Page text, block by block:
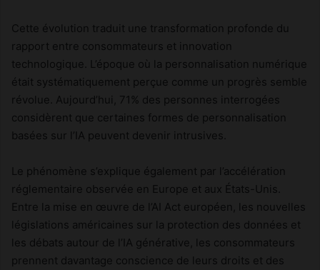
Cette évolution traduit une transformation profonde du
rapport entre consommateurs et innovation
technologique. L’époque où la personnalisation numérique
était systématiquement perçue comme un progrès semble
révolue. Aujourd’hui, 71% des personnes interrogées
considèrent que certaines formes de personnalisation
basées sur l’IA peuvent devenir intrusives.
Le phénomène s’explique également par l’accélération
réglementaire observée en Europe et aux États-Unis.
Entre la mise en œuvre de l’AI Act européen, les nouvelles
législations américaines sur la protection des données et
les débats autour de l’IA générative, les consommateurs
prennent davantage conscience de leurs droits et des